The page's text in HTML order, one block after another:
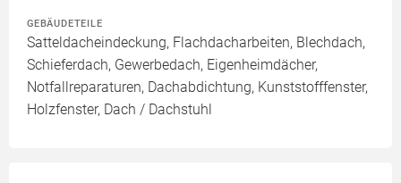
GEBÄUDETEILE
Satteldacheindeckung, Flachdacharbeiten, Blechdach,
Schieferdach, Gewerbedach, Eigenheimdächer,
Notfallreparaturen, Dachabdichtung, Kunststofffenster,
Holzfenster, Dach / Dachstuhl